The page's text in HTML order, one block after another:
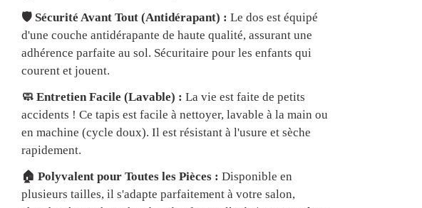
🛡️ Sécurité Avant Tout (Antidérapant) : Le dos est équipé
d'une couche antidérapante de haute qualité, assurant une
adhérence parfaite au sol. Sécuritaire pour les enfants qui
courent et jouent.
🧼 Entretien Facile (Lavable) : La vie est faite de petits
accidents ! Ce tapis est facile à nettoyer, lavable à la main ou
en machine (cycle doux). Il est résistant à l'usure et sèche
rapidement.
🏠 Polyvalent pour Toutes les Pièces : Disponible en
plusieurs tailles, il s'adapte parfaitement à votre salon,